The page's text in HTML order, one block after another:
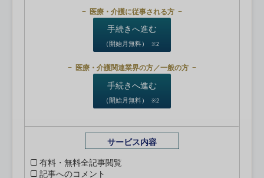
医療・介護に従事される方
手続きへ進む
（開始月無料） ※2
医療・介護関連業界の方／一般の方
手続きへ進む
（開始月無料） ※2
サービス内容
有料・無料全記事閲覧
記事へのコメント